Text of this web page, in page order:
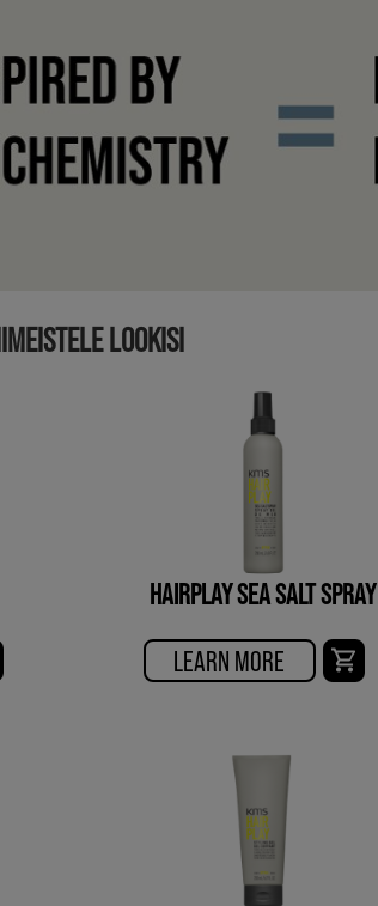
LOOKISI
HAIRPLAY SEA SALT SPRAY
LEARN MORE